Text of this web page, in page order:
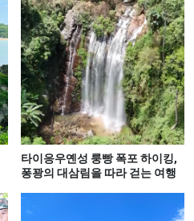
타이응우옌성 룽빵 폭포 하이킹,
퐁꽝의 대삼림을 따라 걷는 여행